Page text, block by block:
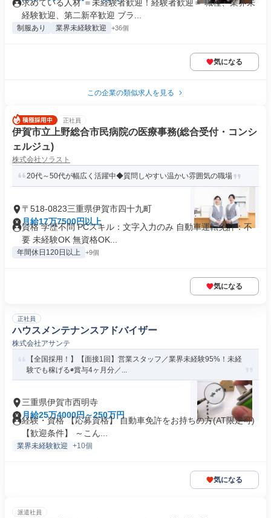
求めている人材 ＝未経験者歓迎！経験者歓迎＝ 職種、業界未
経験歓迎、第二新卒歓迎 ブラ...
制服あり 業界未経験歓迎 +36個
気になる
この企業の類似求人を見る
正社員
伊賀市立上野総合市民病院の医療事務(総合受付・コンシ
ェルジュ)
株式会社ソラスト
20代～50代が幅広く活躍中◆質問しやすい温かい雰囲気の職場
〒518-0823三重県伊賀市四十九町
月給17万7500円以上
資格 学歴不問 PCスキル：文字入力のみ 自動車運転免許：不
要 未経験OK 無資格OK...
年間休日120日以上 +9個
気になる
正社員
ハウスメンテナンスアドバイザー
株式会社アサンテ
【全国採用！】【面接1回】営業スタッフ／業界未経験95%！未経
験でも稼げる◉賞与4ヶ月分／...
三重県伊賀市西明寺
月給25万4000円～250万円
経験・資格 【応募資格】 自動車免許をお持ちの方(AT限定可)
【歓迎条件】 ～こん...
業界未経験歓迎 +10個
気になる
派遣社員